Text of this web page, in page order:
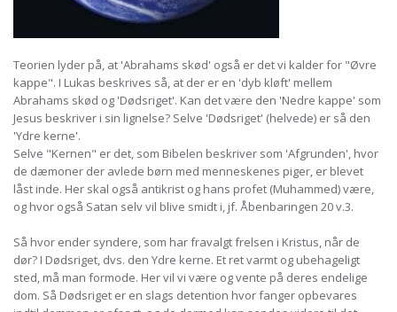
Teorien lyder på, at 'Abrahams skød' også er det vi kalder for "Øvre
kappe". I Lukas beskrives så, at der er en 'dyb kløft' mellem
Abrahams skød og 'Dødsriget'. Kan det være den 'Nedre kappe' som
Jesus beskriver i sin lignelse? Selve 'Dødsriget' (helvede) er så den
'Ydre kerne'.
Selve "Kernen" er det, som Bibelen beskriver som 'Afgrunden', hvor
de dæmoner der avlede børn med menneskenes piger, er blevet
låst inde. Her skal også antikrist og hans profet (Muhammed) være,
og hvor også Satan selv vil blive smidt i, jf. Åbenbaringen 20 v.3.
Så hvor ender syndere, som har fravalgt frelsen i Kristus, når de
dør? I Dødsriget, dvs. den Ydre kerne. Et ret varmt og ubehageligt
sted, må man formode. Her vil vi være og vente på deres endelige
dom. Så Dødsriget er en slags detention hvor fanger opbevares